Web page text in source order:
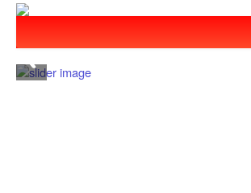
回首頁